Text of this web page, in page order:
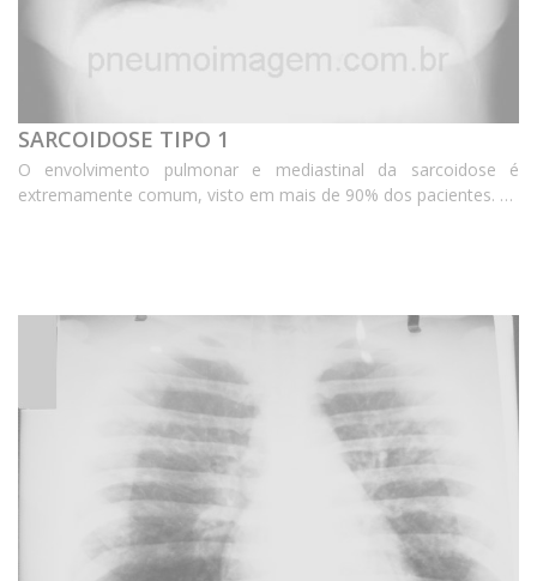
SARCOIDOSE TIPO 1
O envolvimento pulmonar e mediastinal da sarcoidose é
extremamente comum, visto em mais de 90% dos pacientes. As